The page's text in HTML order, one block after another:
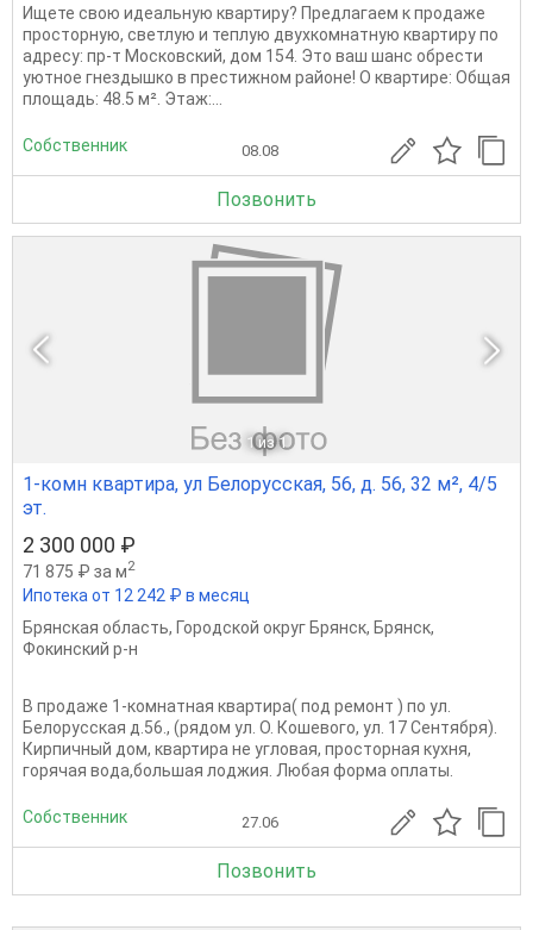
Ищете свою идеальную квартиру? Предлагаем к продаже
просторную, светлую и теплую двухкомнатную квартиру по
адресу: пр-т Московский, дом 154. Это ваш шанс обрести
уютное гнездышко в престижном районе! О квартире: Общая
площадь: 48.5 м². Этаж:...
Собственник 08.08
Позвонить
1 из 1
1-комн квартира, ул Белорусская, 56, д. 56, 32 м², 4/5
эт.
2 300 000 ₽
71 875 ₽ за м2
Ипотека от 12 242 ₽ в месяц
Брянская область, Городской округ Брянск, Брянск,
Фокинский р-н
В продаже 1-комнатная квартира( под ремонт ) по ул.
Белорусская д.56., (рядом ул. О. Кошевого, ул. 17 Сентября).
Кирпичный дом, квартира не угловая, просторная кухня,
горячая вода,большая лоджия. Любая форма оплаты.
Собственник 27.06
Позвонить